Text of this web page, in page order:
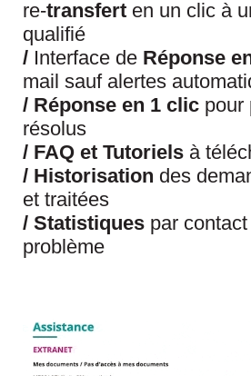
re-transfert en un clic à
qualifié
/ Interface de Réponse
mail sauf alertes
/ Réponse en 1 clic pour
résolus
/ FAQ et Tutoriels à
/ Historisation des
et traitées
/ Statistiques par
problème